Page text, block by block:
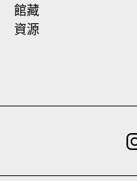
館藏
資源